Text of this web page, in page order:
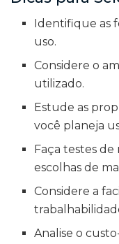
Identifique as
uso.
Considere o
utilizado.
Estude as
você planeja
Faça testes de
escolhas de
Considere a
Analise o